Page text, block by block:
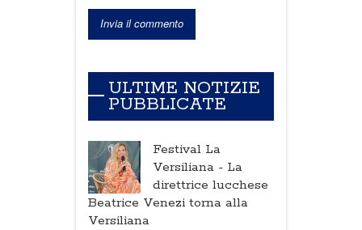
ULTIME NOTIZIE
PUBBLICATE
Festival La
Versiliana - La
direttrice lucchese
Beatrice Venezi torna alla
Versiliana